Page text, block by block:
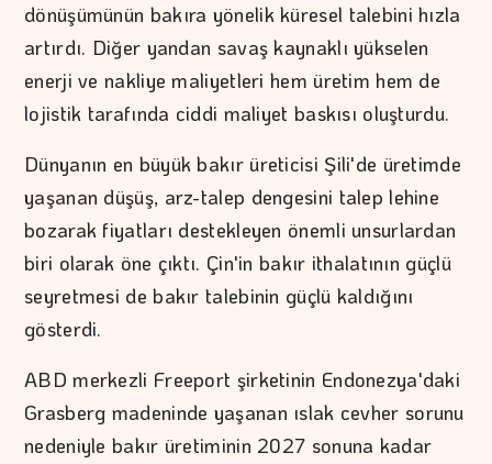
dönüşümünün bakıra yönelik küresel talebini hızla
artırdı. Diğer yandan savaş kaynaklı yükselen
enerji ve nakliye maliyetleri hem üretim hem de
lojistik tarafında ciddi maliyet baskısı oluşturdu.
Dünyanın en büyük bakır üreticisi Şili'de üretimde
yaşanan düşüş, arz-talep dengesini talep lehine
bozarak fiyatları destekleyen önemli unsurlardan
biri olarak öne çıktı. Çin'in bakır ithalatının güçlü
seyretmesi de bakır talebinin güçlü kaldığını
gösterdi.
ABD merkezli Freeport şirketinin Endonezya'daki
Grasberg madeninde yaşanan ıslak cevher sorunu
nedeniyle bakır üretiminin 2027 sonuna kadar